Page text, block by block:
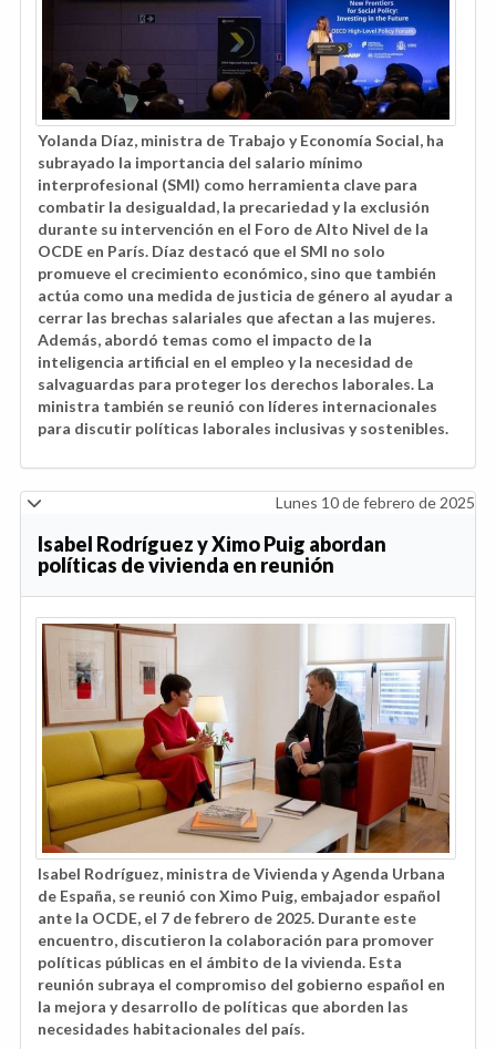
Yolanda Díaz, ministra de Trabajo y Economía Social, ha
subrayado la importancia del salario mínimo
interprofesional (SMI) como herramienta clave para
combatir la desigualdad, la precariedad y la exclusión
durante su intervención en el Foro de Alto Nivel de la
OCDE en París. Díaz destacó que el SMI no solo
promueve el crecimiento económico, sino que también
actúa como una medida de justicia de género al ayudar a
cerrar las brechas salariales que afectan a las mujeres.
Además, abordó temas como el impacto de la
inteligencia artificial en el empleo y la necesidad de
salvaguardas para proteger los derechos laborales. La
ministra también se reunió con líderes internacionales
para discutir políticas laborales inclusivas y sostenibles.
Lunes 10 de febrero de 2025
Isabel Rodríguez y Ximo Puig abordan
políticas de vivienda en reunión
Isabel Rodríguez, ministra de Vivienda y Agenda Urbana
de España, se reunió con Ximo Puig, embajador español
ante la OCDE, el 7 de febrero de 2025. Durante este
encuentro, discutieron la colaboración para promover
políticas públicas en el ámbito de la vivienda. Esta
reunión subraya el compromiso del gobierno español en
la mejora y desarrollo de políticas que aborden las
necesidades habitacionales del país.